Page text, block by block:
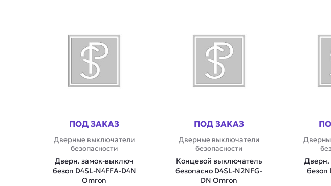
ПОД ЗАКАЗ
Дверные выключатели
безопасности
Дверн. замок-выключ
безоп D4SL-N4FFA-D4N
Omron
ПОД ЗАКАЗ
Дверные выключатели
безопасности
Концевой выключатель
безопасно D4SL-N2NFG-
DN Omron
Дверн.
безоп